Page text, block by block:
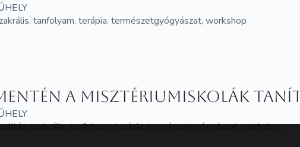
tanfolyam, terápia, természetgyógyászat, workshop
A misztériumiskolák
szakrális, tanfolyam, terápia, természetgyógyászat, workshop